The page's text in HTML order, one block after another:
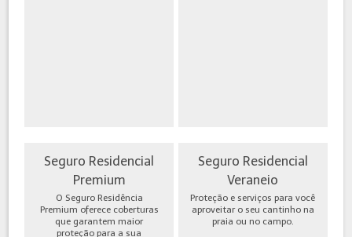
Seguro Residencial
Premium
O Seguro Residência
Premium oferece coberturas
que garantem maior
proteção para a sua
Seguro Residencial
Veraneio
Proteção e serviços para você
aproveitar o seu cantinho na
praia ou no campo.